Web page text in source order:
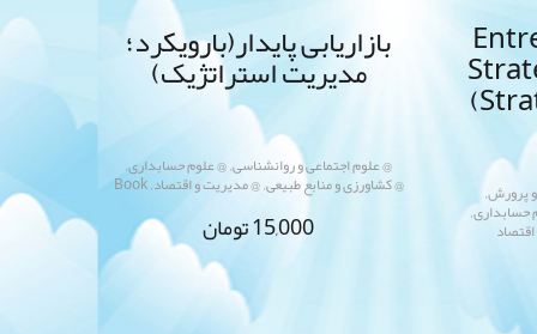
بازاریابی پایدار(بارویکرد؛
مدیریت استراتژیک)
@ علوم اجتماعی و روانشناسی,@ علوم حسابداری,
@ کشاورزی و منابع طبیعی,@ مدیریت و اقتصاد,
Book
15,000تومان
پرورش,
حسابداری,